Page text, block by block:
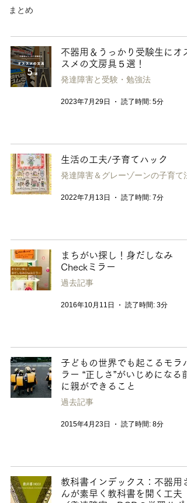
まとめ
不器用＆うっかり受験生にオス
スメの文房具５選！
発達障害と受験・勉強法
2023年7月29日 読了時間: 5分
生活の工夫/子育てハック
発達障害＆グレーゾーンの子育て法
2022年7月13日 読了時間: 7分
まちがい探し！身だしなみ
Checkミラー
過去記事
2016年10月11日 読了時間: 3分
子どもの世界でも起こるモラハ
ラー “正しさ”がいじめになる前
に親ができること
過去記事
2015年4月23日 読了時間: 8分
教科書インデックス：不器用さ
んが素早く教科書を開く工夫